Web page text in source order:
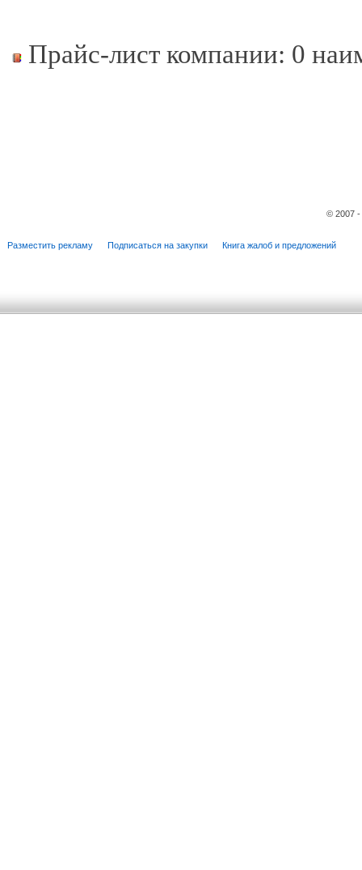
Прайс-лист компании: 0
© 2007
Разместить рекламу Подписаться на закупки Книга жалоб и предложений